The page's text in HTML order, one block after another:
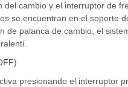
del cambio y el interruptor de
se encuentran en el soporte
de palanca de cambio, el
presionando el interruptor